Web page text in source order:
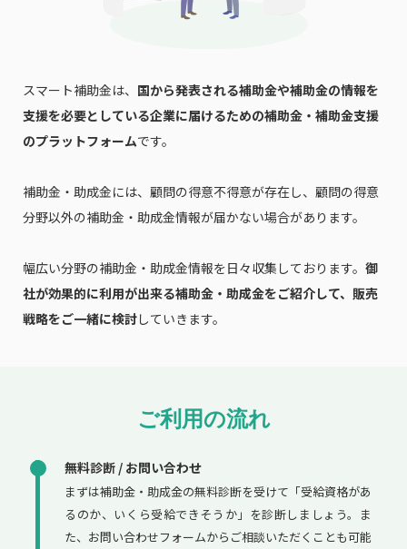
スマート補助金は、 国から発表される補助金や補助金の情報を
支援を必要としている企業に届けるための補助金・補助金支援
のプラットフォームです。
補助金・助成金には、顧問の得意不得意が存在し、顧問の得意
分野以外の補助金・助成金情報が届かない場合があります。
幅広い分野の補助金・助成金情報を日々収集しております。 御
社が効果的に利用が出来る補助金・助成金をご紹介して、販売
戦略をご一緒に検討していきます。
ご利用の流れ
無料診断 / お問い合わせ
まずは補助金・助成金の無料診断を受けて「受給資格があ
るのか、いくら受給できそうか」を診断しましょう。ま
た、お問い合わせフォームからご相談いただくことも可能